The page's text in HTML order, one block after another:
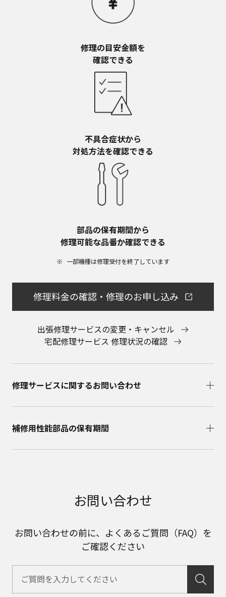
修理の目安金額を​
確認できる
不具合症状から​
対処方法を確認できる
部品の保有期間から​
修理可能な品番か確認できる
一部機種は修理受付を終了しています​
修理料金の確認・修理のお申し込み
出張修理サービスの変更・キャンセル
宅配修理サービス 修理状況の確認
修理サービスに関するお問い合わせ​
補修用性能部品の保有期間​
お問い合わせ
お問い合わせの前に、よくあるご質問（FAQ）を
ご確認ください